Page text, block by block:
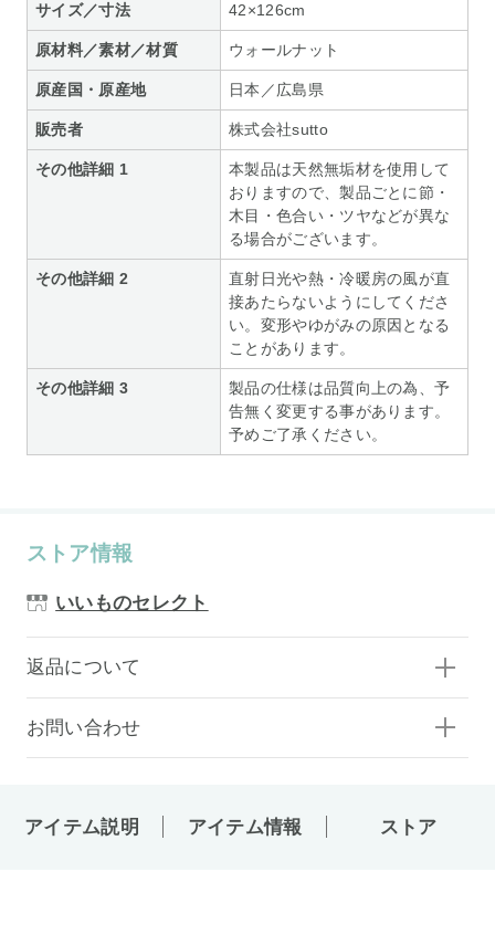
サイズ／寸法 42×126cm
原材料／素材／材質 ウォールナット
原産国・原産地 日本／広島県
販売者 株式会社sutto
その他詳細 1
本製品は天然無垢材を使用して
おりますので、製品ごとに節・
木目・色合い・ツヤなどが異な
る場合がございます。
その他詳細 2
直射日光や熱・冷暖房の風が直
接あたらないようにしてくださ
い。変形やゆがみの原因となる
ことがあります。
その他詳細 3
製品の仕様は品質向上の為、予
告無く変更する事があります。
予めご了承ください。
ストア情報
いいものセレクト
返品について
お問い合わせ
アイテム説明 アイテム情報 ストア